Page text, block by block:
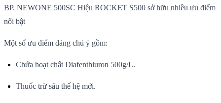
BP. NEWONE 500SC Hiệu ROCKET S500 sở hữu nhiều ưu điểm
nổi bật
Một số ưu điểm đáng chú ý gồm:
Chứa hoạt chất Diafenthiuron 500g/L.
Thuốc trừ sâu thế hệ mới.